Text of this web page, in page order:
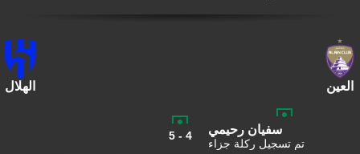
العين الهلال
سفيان رحيمي
تم تسجيل ركلة جزاء
4
-
5